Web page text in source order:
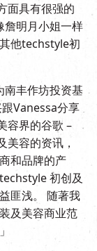
面具有很强的
明月小姐一样
他techstyle初
南丰作坊投资基
Vanessa分享
容界的谷歌 –
容的资讯，
和品牌的产
初创及
匪浅。 随著我
及美容商业范